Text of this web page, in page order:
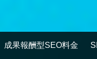
成果報酬型SEO料金